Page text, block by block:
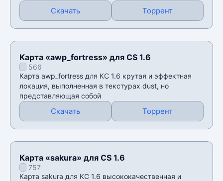
Скачать Торрент
Карта «awp_fortress» для CS 1.6
566
Карта awp_fortress для КС 1.6 крутая и эффектная
локация, выполненная в текстурах dust, но
представляющая собой
Скачать Торрент
Карта «sakura» для CS 1.6
757
Карта sakura для КС 1.6 высококачественная и